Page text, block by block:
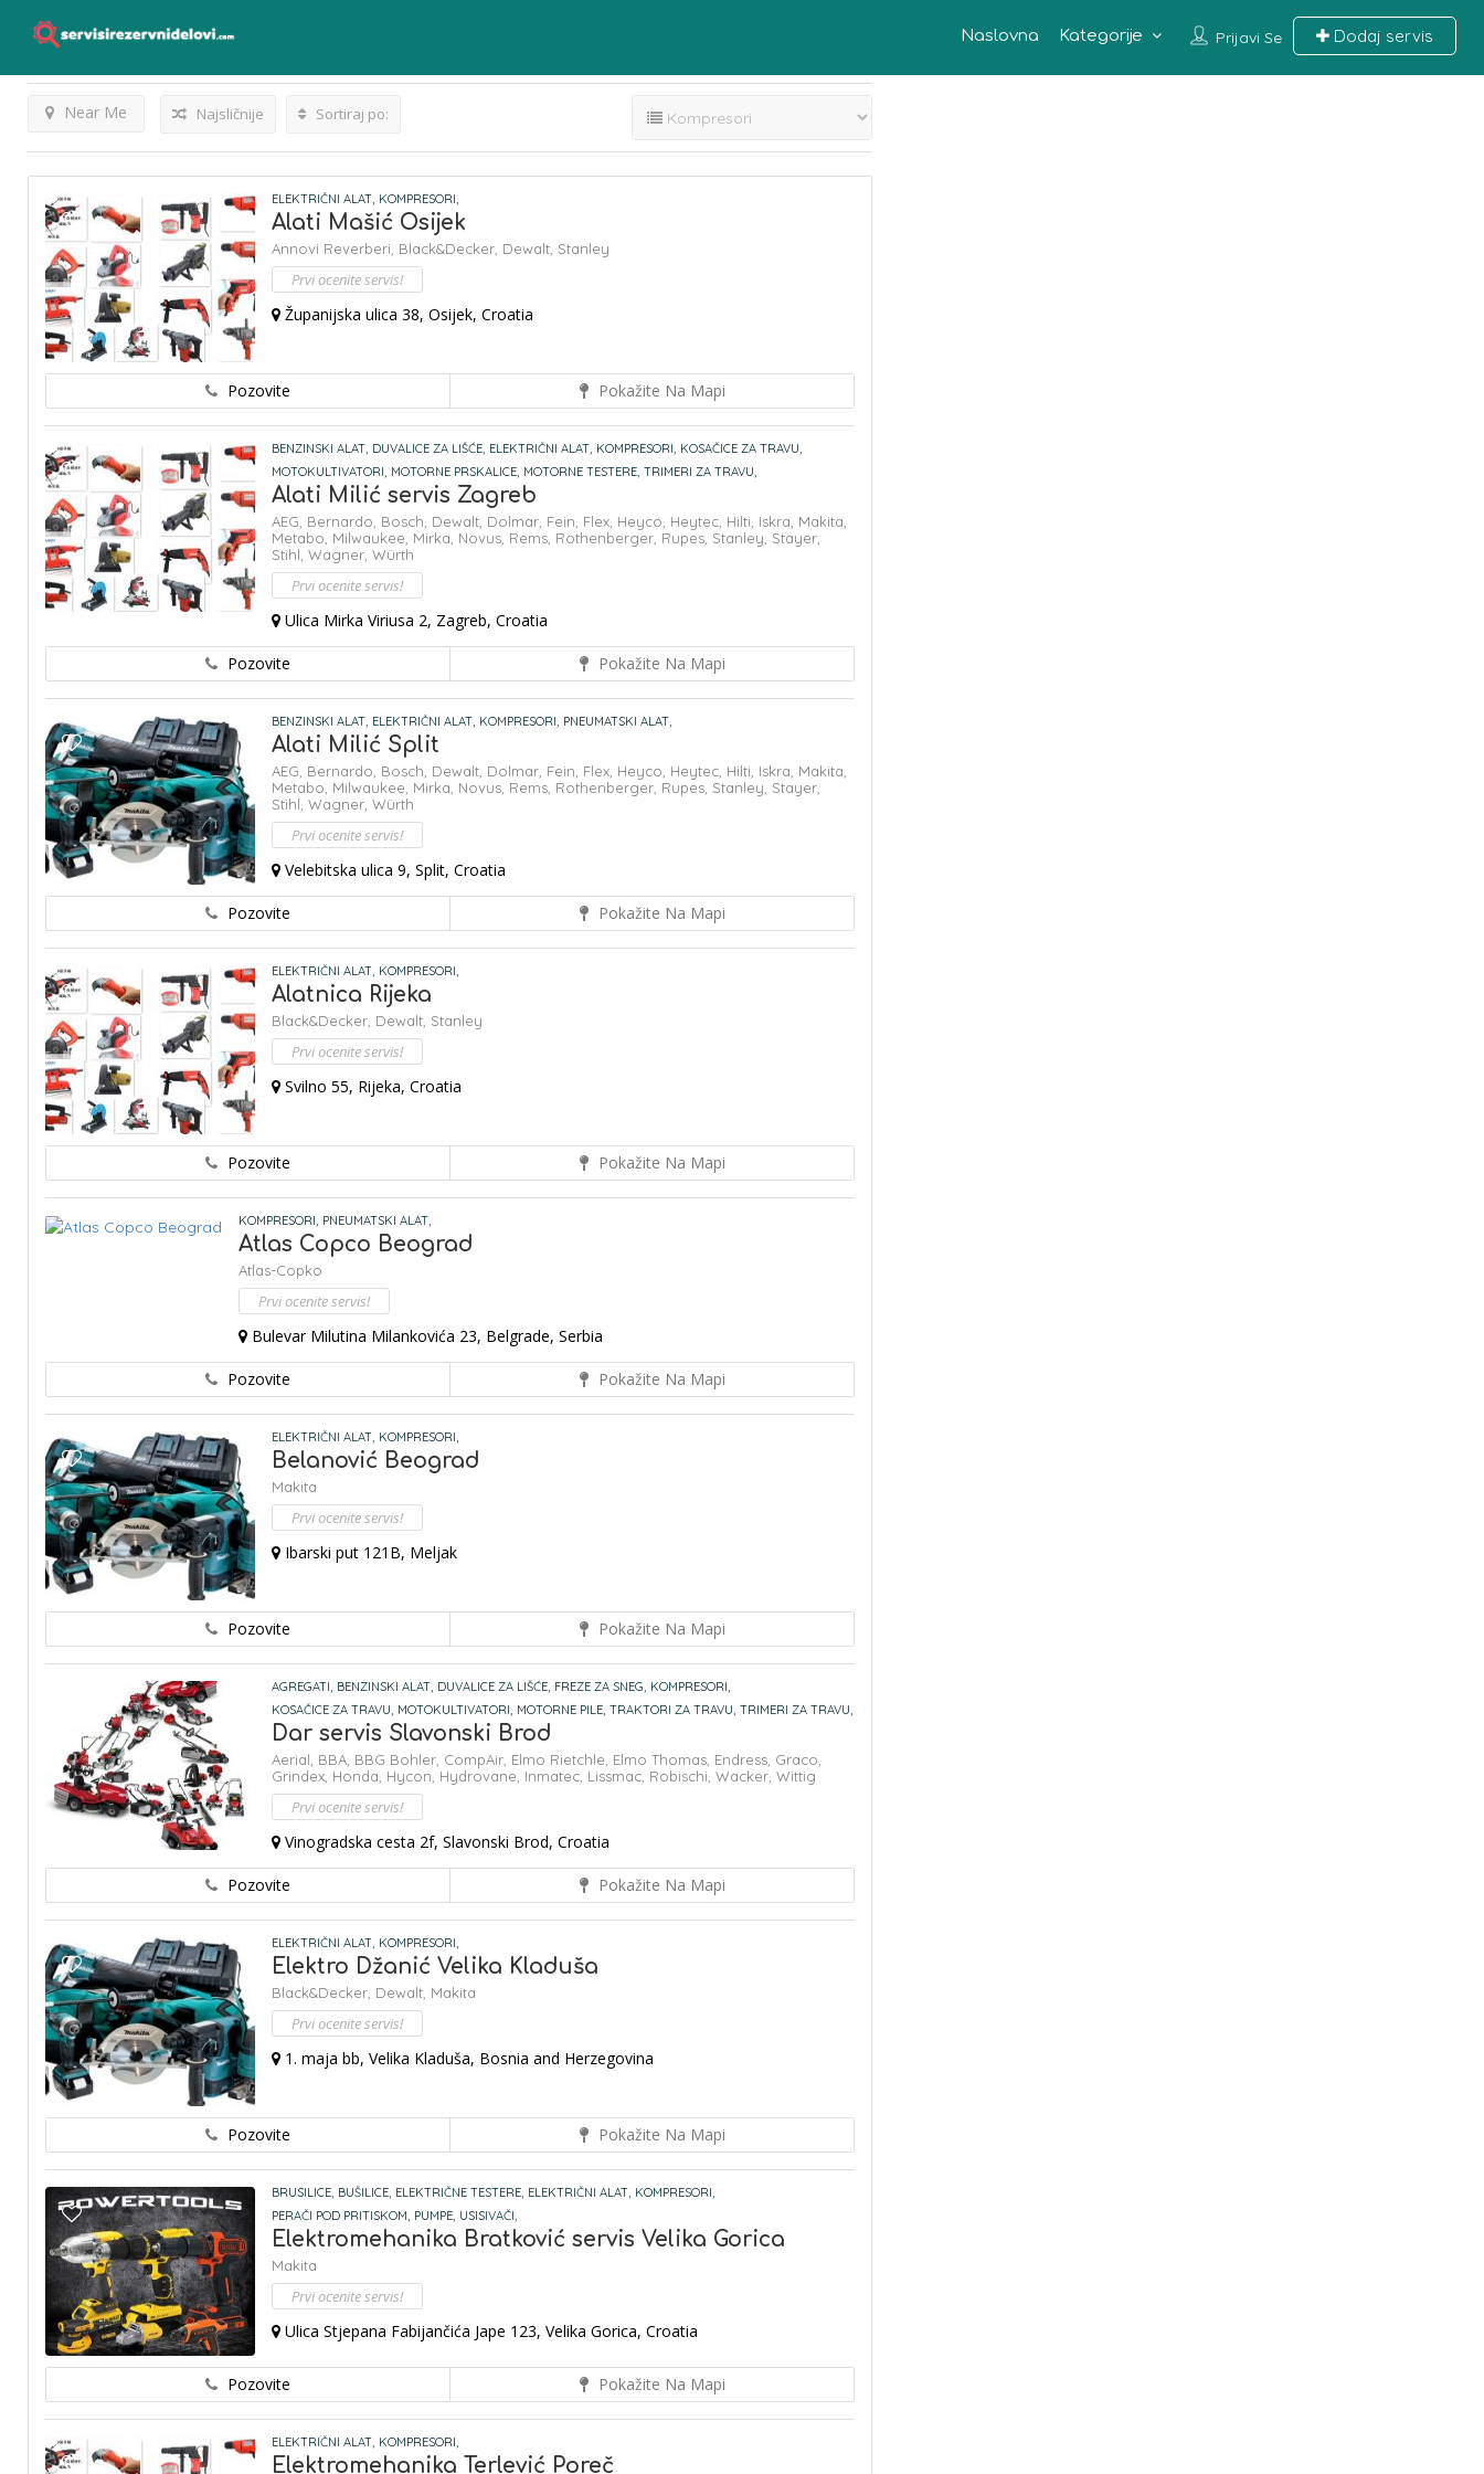
Prijavi Se Dodaj servis
Naslovna Kategorije
Rezultati ZaKompresori
Near Me Najsličnije Sortiraj po:
ELEKTRIČNI ALAT, KOMPRESORI,
Alati Mašić Osijek
Annovi Reverberi, Black&Decker, Dewalt, Stanley
Prvi ocenite servis!
Županijska ulica 38, Osijek, Croatia
Pozovite Pokažite Na Mapi
BENZINSKI ALAT, DUVALICE ZA LIŠĆE, ELEKTRIČNI ALAT, KOMPRESORI, KOSAČICE ZA TRAVU,
MOTOKULTIVATORI, MOTORNE PRSKALICE, MOTORNE TESTERE, TRIMERI ZA TRAVU,
Alati Milić servis Zagreb
AEG, Bernardo, Bosch, Dewalt, Dolmar, Fein, Flex, Heyco, Heytec, Hilti, Iskra, Makita,
Metabo, Milwaukee, Mirka, Novus, Rems, Rothenberger, Rupes, Stanley, Stayer,
Stihl, Wagner, Würth
Prvi ocenite servis!
Ulica Mirka Viriusa 2, Zagreb, Croatia
Pozovite Pokažite Na Mapi
BENZINSKI ALAT, ELEKTRIČNI ALAT, KOMPRESORI, PNEUMATSKI ALAT,
Alati Milić Split
AEG, Bernardo, Bosch, Dewalt, Dolmar, Fein, Flex, Heyco, Heytec, Hilti, Iskra, Makita,
Metabo, Milwaukee, Mirka, Novus, Rems, Rothenberger, Rupes, Stanley, Stayer,
Stihl, Wagner, Würth
Prvi ocenite servis!
Velebitska ulica 9, Split, Croatia
Pozovite Pokažite Na Mapi
ELEKTRIČNI ALAT, KOMPRESORI,
Alatnica Rijeka
Black&Decker, Dewalt, Stanley
Prvi ocenite servis!
Svilno 55, Rijeka, Croatia
Pozovite Pokažite Na Mapi
KOMPRESORI, PNEUMATSKI ALAT,
Atlas Copco Beograd
Atlas-Copko
Prvi ocenite servis!
Bulevar Milutina Milankovića 23, Belgrade, Serbia
Pozovite Pokažite Na Mapi
ELEKTRIČNI ALAT, KOMPRESORI,
Belanović Beograd
Makita
Prvi ocenite servis!
Ibarski put 121B, Meljak
Pozovite Pokažite Na Mapi
AGREGATI, BENZINSKI ALAT, DUVALICE ZA LIŠĆE, FREZE ZA SNEG, KOMPRESORI,
KOSAČICE ZA TRAVU, MOTOKULTIVATORI, MOTORNE PILE, TRAKTORI ZA TRAVU, TRIMERI ZA TRAVU,
Dar servis Slavonski Brod
Aerial, BBA, BBG Bohler, CompAir, Elmo Rietchle, Elmo Thomas, Endress, Graco,
Grindex, Honda, Hycon, Hydrovane, Inmatec, Lissmac, Robischi, Wacker, Wittig
Prvi ocenite servis!
Vinogradska cesta 2f, Slavonski Brod, Croatia
Pozovite Pokažite Na Mapi
ELEKTRIČNI ALAT, KOMPRESORI,
Elektro Džanić Velika Kladuša
Black&Decker, Dewalt, Makita
Prvi ocenite servis!
1. maja bb, Velika Kladuša, Bosnia and Herzegovina
Pozovite Pokažite Na Mapi
BRUSILICE, BUŠILICE, ELEKTRIČNE TESTERE, ELEKTRIČNI ALAT, KOMPRESORI,
PERAČI POD PRITISKOM, PUMPE, USISIVAČI,
Elektromehanika Bratković servis Velika Gorica
Makita
Prvi ocenite servis!
Ulica Stjepana Fabijančića Jape 123, Velika Gorica, Croatia
Pozovite Pokažite Na Mapi
ELEKTRIČNI ALAT, KOMPRESORI,
Elektromehanika Terlević Poreč